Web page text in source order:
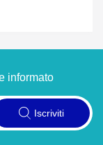
informato
Iscriviti